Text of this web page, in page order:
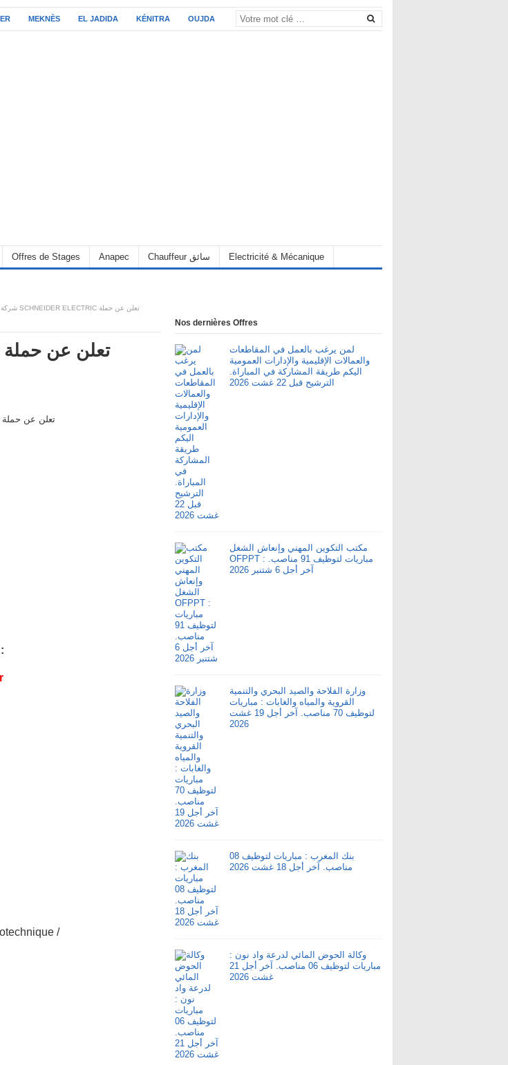
MEKNÈS EL JADIDA KÉNITRA OUJDA
Offres de Stages Anapec Chauffeur سائق Electricité & Mécanique
شركة SCHNEIDER ELECTRIC تعلن عن حملة
/
Nos dernières Offres
لمن يرغب بالعمل في المقاطعات
والعمالات الإقليمية والإدارات العمومية
اليكم طريقة المشاركة في المباراة.
الترشيح قبل 22 غشت 2026
مكتب التكوين المهني وإنعاش الشغل
OFPPT : مباريات لتوظيف 91 مناصب.
آخر أجل 6 شتنبر 2026
وزارة الفلاحة والصيد البحري والتنمية
القروية والمياه والغابات : مباريات
لتوظيف 70 مناصب. آخر أجل 19 غشت
2026
بنك المغرب : مباريات لتوظيف 08
مناصب. آخر أجل 18 غشت 2026
وكالة الحوض المائي لدرعة واد نون :
مباريات لتوظيف 06 مناصب. آخر أجل 21
غشت 2026